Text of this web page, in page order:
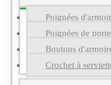
Poignées
Poignées de
Boutons
Crochet à